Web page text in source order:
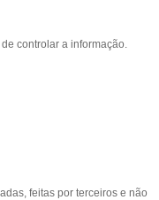
controlar a informação.
feitas por terceiros e não